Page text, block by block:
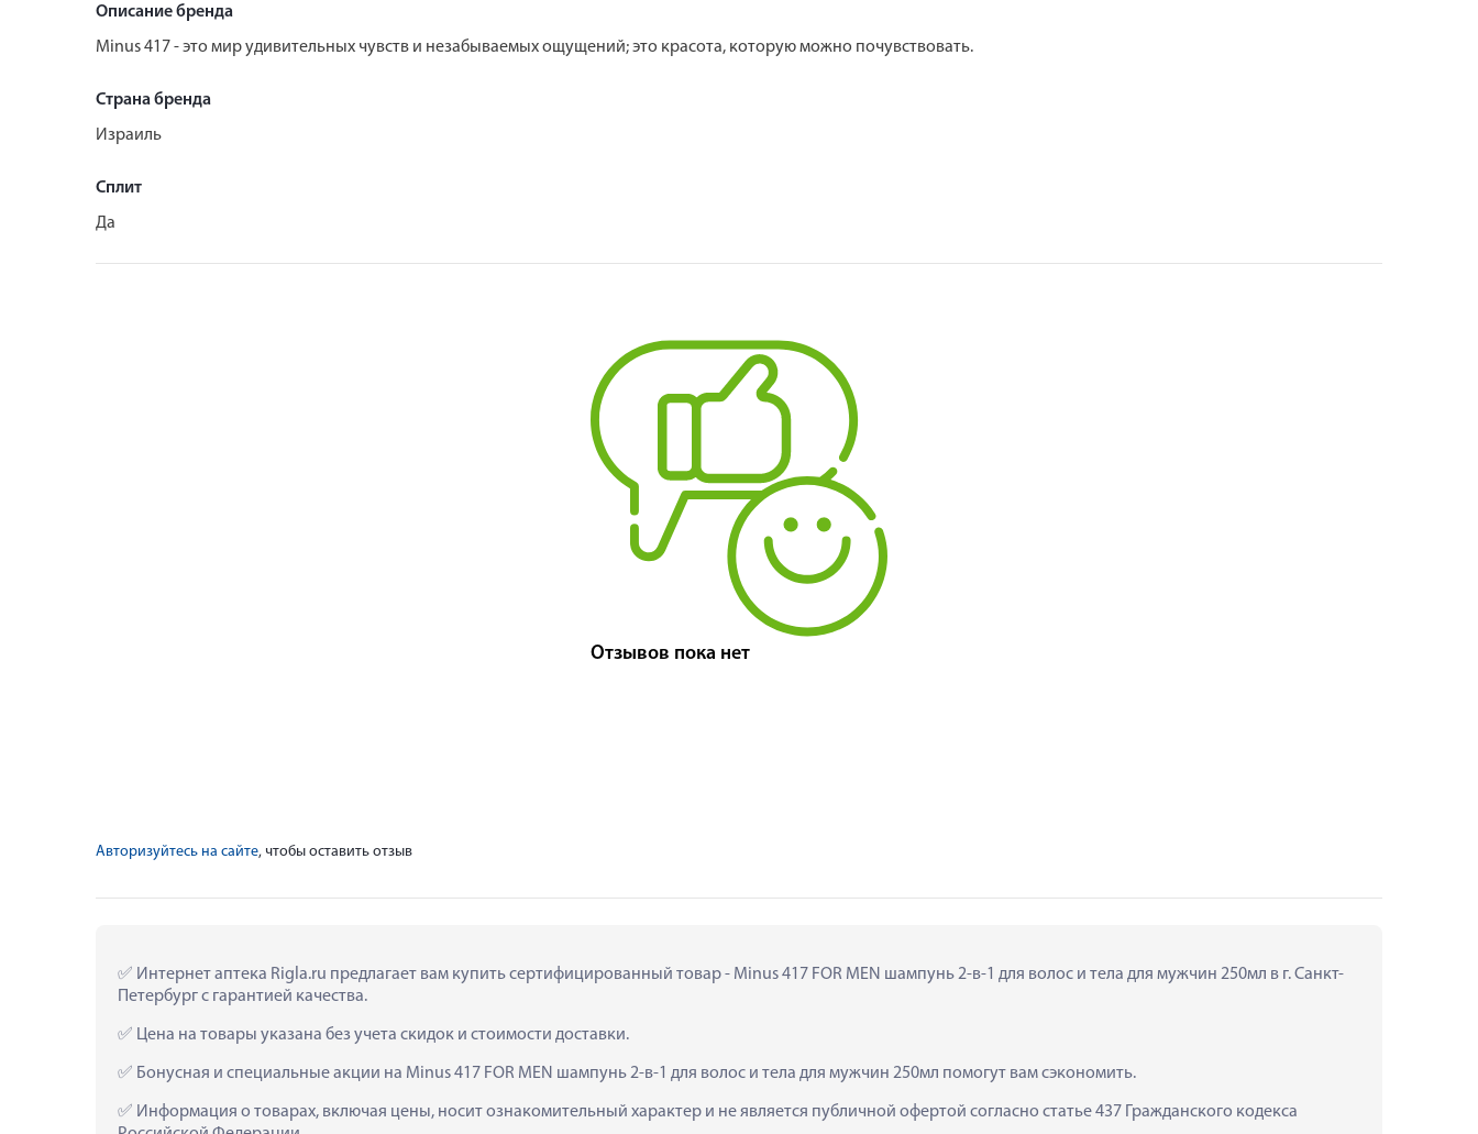
Описание бренда
Minus 417 - это мир удивительных чувств и незабываемых ощущений; это красота, которую можно почувствовать.
Страна бренда
Израиль
Сплит
Да
Отзывов пока нет
Авторизуйтесь на сайте, чтобы оставить отзыв
Интернет аптека Rigla.ru предлагает вам купить сертифицированный товар - Minus 417 FOR MEN шампунь 2-в-1 для волос и тела для мужчин 250мл в г. Санкт-
Петербург с гарантией качества.
Цена на товары указана без учета скидок и стоимости доставки.
Бонусная и специальные акции на Minus 417 FOR MEN шампунь 2-в-1 для волос и тела для мужчин 250мл помогут вам сэкономить.
Информация о товарах, включая цены, носит ознакомительный характер и не является публичной офертой согласно статье 437 Гражданского кодекса